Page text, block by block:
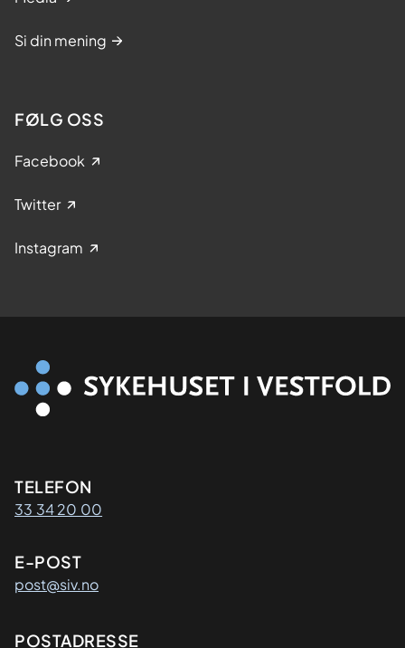
Si din mening
FØLG OSS
Facebook
Twitter
Instagram
Kontaktinformasjon
TELEFON
33 34 20 00
E-POST
post@siv.no
POSTADRESSE